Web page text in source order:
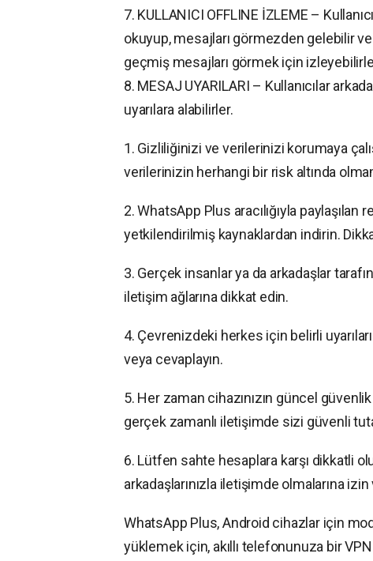
7. KULLANICI OFFLINE İZLEME –
okuyup, mesajları görmezden gelebilir
geçmiş mesajları görmek için
8. MESAJ UYARILARI – Kullanıcılar
uyarılara alabilirler.
1. Gizliliğinizi ve verilerinizi korumaya
verilerinizin herhangi bir risk altında
2. WhatsApp Plus aracılığıyla
yetkilendirilmiş kaynaklardan indirin.
3. Gerçek insanlar ya da arkadaşlar
iletişim ağlarına dikkat edin.
4. Çevrenizdeki herkes için belirli
veya cevaplayın.
5. Her zaman cihazınızın güncel
gerçek zamanlı iletişimde sizi güvenli
6. Lütfen sahte hesaplara karşı dikkatli
arkadaşlarınızla iletişimde olmalarına izin
WhatsApp Plus, Android cihazlar için
yüklemek için, akıllı telefonunuza bir